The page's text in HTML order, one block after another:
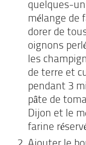
quelques-
mélange de
dorer de
oignons
les
de terre et
pendant 3
pâte de
Dijon et le
farine